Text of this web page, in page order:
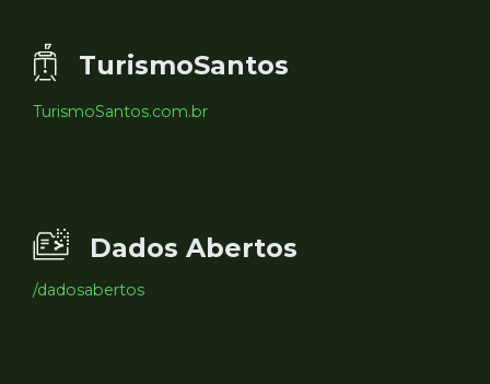
TurismoSantos
TurismoSantos.com.br
Dados Abertos
/dadosabertos